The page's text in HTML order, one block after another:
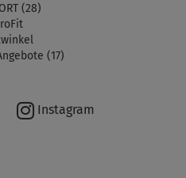
(28)
(17)
Instagram